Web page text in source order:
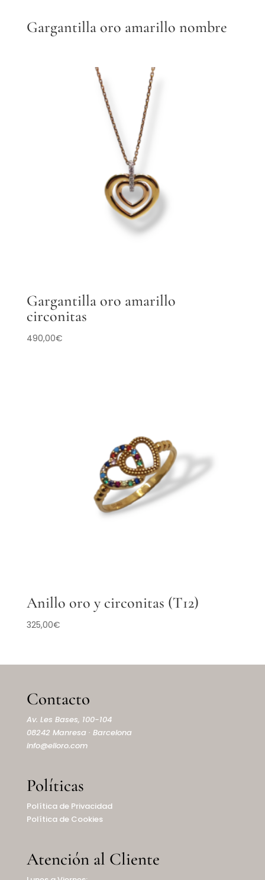
Gargantilla oro amarillo nombre
Gargantilla oro amarillo
circonitas
490,00€
Anillo oro y circonitas (T12)
325,00€
Contacto
Av. Les Bases, 100-104
08242 Manresa · Barcelona
info@elioro.com
Políticas
Política de Privacidad
Política de Cookies
Atención al Cliente